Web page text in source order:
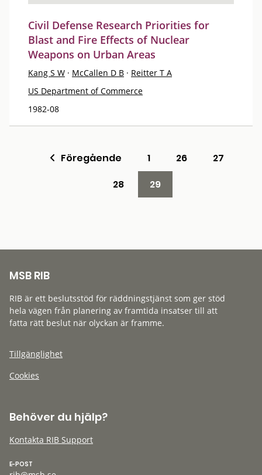
Civil Defense Research Priorities for
Blast and Fire Effects of Nuclear
Weapons on Urban Areas
Kang S W · McCallen D B · Reitter T A
US Department of Commerce
1982-08
Föregående 1 26
27
28
29
MSB RIB
RIB är ett beslutsstöd för räddningstjänst som ger stöd
hela vägen från planering av framtida insatser till att
fatta rätt beslut när olyckan är framme.
Tillgänglighet
Cookies
Behöver du hjälp?
Kontakta RIB Support
E-POST